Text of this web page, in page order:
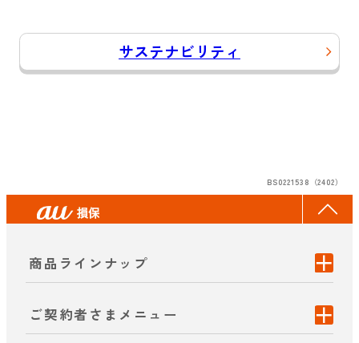
サステナビリティ
BS0221538（2402）
商品ラインナップ
ご契約者さまメニュー